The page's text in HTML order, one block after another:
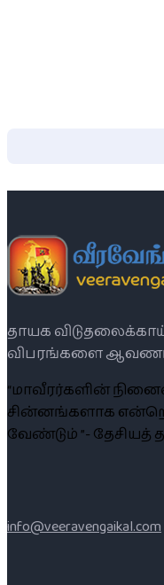
தாயக
விபரங்களை
“மாவீரர்களின்
சின்னங்களாக
வேண்டும் ”-
info@veeravengaikal.com